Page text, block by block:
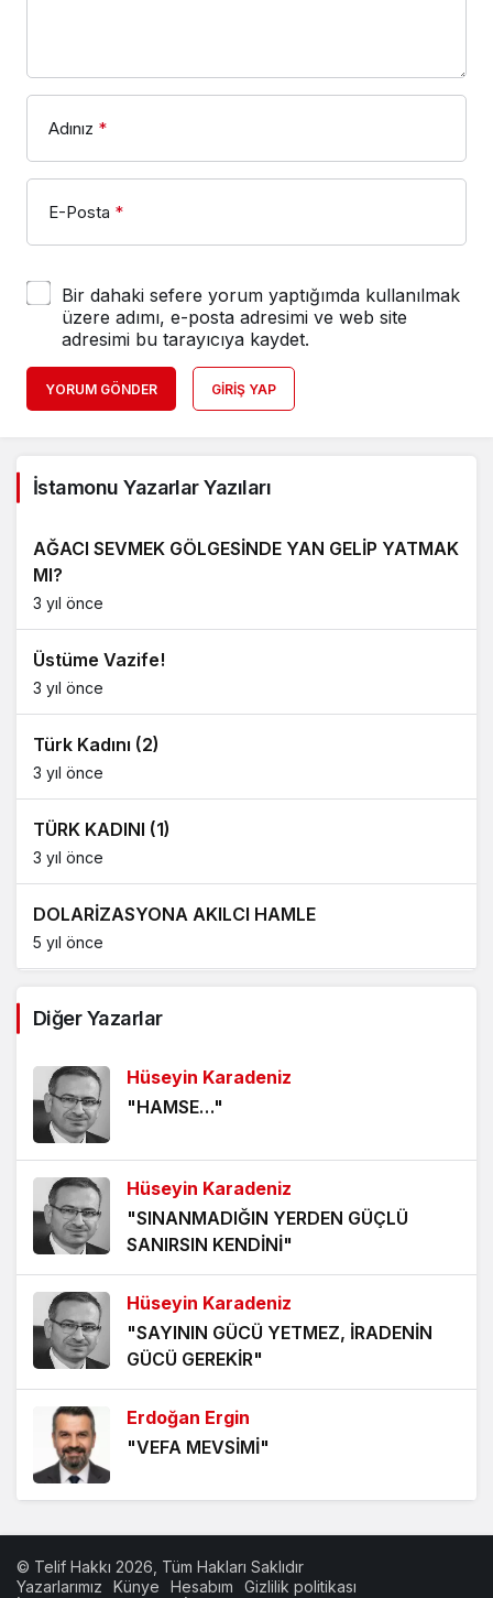
Adınız *
E-Posta *
Bir dahaki sefere yorum yaptığımda kullanılmak
üzere adımı, e-posta adresimi ve web site
adresimi bu tarayıcıya kaydet.
YORUM GÖNDER GIRIŞ YAP
İstamonu Yazarlar Yazıları
AĞACI SEVMEK GÖLGESİNDE YAN GELİP YATMAK
MI?
3 yıl önce
Üstüme Vazife!
3 yıl önce
Türk Kadını (2)
3 yıl önce
TÜRK KADINI (1)
3 yıl önce
DOLARİZASYONA AKILCI HAMLE
5 yıl önce
5 yıl önce
ÖLÜMÜ BEKLEMEK
5 yıl önce
5 yıl önce
VİZYONER KASTAMONULULAR NEREDESİNİZ?
5 yıl önce
KHK MAĞDURLARI İÇİN IŞIK GÖRÜNDÜ!
5 yıl önce
Diğer Yazarlar
Hüseyin Karadeniz
"HAMSE…"
Hüseyin Karadeniz
"SINANMADIĞIN YERDEN GÜÇLÜ
SANIRSIN KENDİNİ"
Hüseyin Karadeniz
"SAYININ GÜCÜ YETMEZ, İRADENİN
GÜCÜ GEREKİR"
Erdoğan Ergin
"VEFA MEVSİMİ"
"BABA OCAĞININ TOKMAĞI"
© Telif Hakkı 2026, Tüm Hakları Saklıdır
Yazarlarımız
Künye Hesabım
Gizlilik politikası